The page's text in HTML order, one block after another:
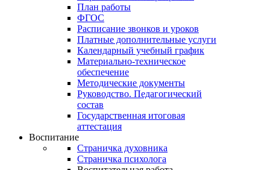
План работы
ФГОС
Расписание звонков и уроков
Платные дополнительные услуги
Календарный учебный график
Материально-техническое
обеспечение
Методические документы
Руководство. Педагогический
состав
Государственная итоговая
аттестация
Воспитание
Страничка духовника
Страничка психолога